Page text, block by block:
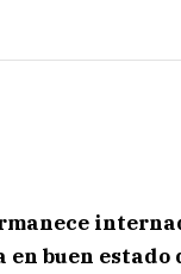
en buen